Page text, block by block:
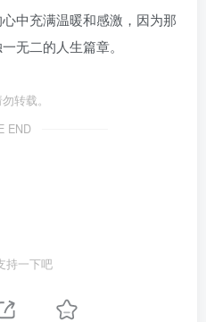
充满温暖和感激，‌因为那
无二的人生篇章。‌
转载。
END
持一下吧